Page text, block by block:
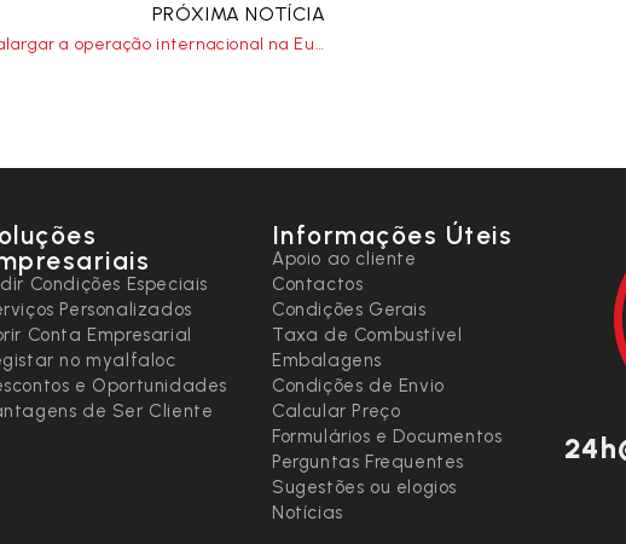
PRÓXIMA NOTÍCIA
O objetivo é alargar a operação internacional na Europa.
Condições Especiais
Personalizados
Conta Empresarial
no myalfaloc
e Oportunidades
de Ser Cliente
Informações Úteis
Apoio ao cliente
Contactos
Condições Gerais
Taxa de Combustível
Embalagens
Condições de Envio
Calcular Preço
Formulários e Documentos
Perguntas Frequentes
Sugestões ou elogios
Notícias